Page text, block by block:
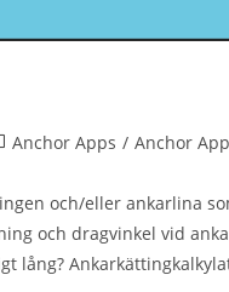
Anchor Apps / Anchor
och/eller ankarlina
och dragvinkel vid
lång?